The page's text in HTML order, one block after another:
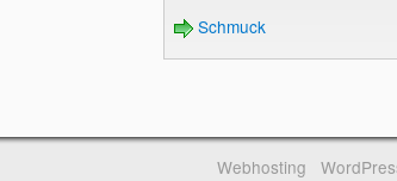
Schmuck
Webhosting